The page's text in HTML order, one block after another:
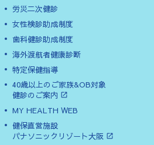
労災二次健診
女性検診助成制度
歯科健診助成制度
海外渡航者健康診断
特定保健指導
40歳以上のご家族&OB対象
健診のご案内
MY HEALTH WEB
健保直営施設
パナソニックリゾート大阪